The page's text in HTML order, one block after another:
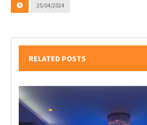
25/04/2024
RELATED POSTS